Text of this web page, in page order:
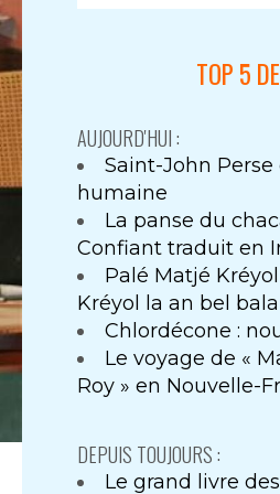
TOP 5
AUJOURD'HUI :
Saint-John Perse
humaine
La panse du
Confiant traduit en
Palé Matjé
Kréyol la an bel
Chlordécone :
Le voyage de «
Roy » en Nouvelle-
DEPUIS TOUJOURS :
Le grand livre